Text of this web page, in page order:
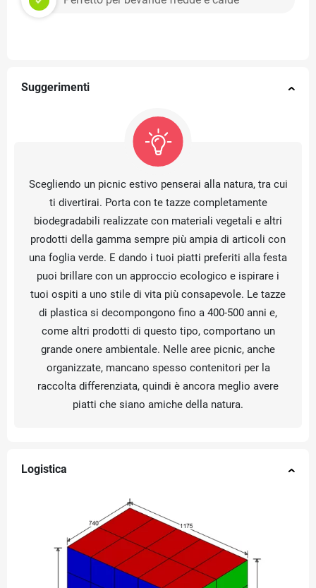
Suggerimenti
Scegliendo un picnic estivo penserai alla natura, tra cui
ti divertirai. Porta con te tazze completamente
biodegradabili realizzate con materiali vegetali e altri
prodotti della gamma sempre più ampia di articoli con
una foglia verde. E dando i tuoi piatti preferiti alla festa
puoi brillare con un approccio ecologico e ispirare i
tuoi ospiti a uno stile di vita più consapevole. Le tazze
di plastica si decompongono fino a 400-500 anni e,
come altri prodotti di questo tipo, comportano un
grande onere ambientale. Nelle aree picnic, anche
organizzate, mancano spesso contenitori per la
raccolta differenziata, quindi è ancora meglio avere
piatti che siano amiche della natura.
Logistica